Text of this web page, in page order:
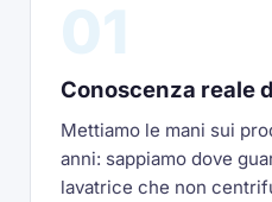
Conoscenza reale
Mettiamo le mani sui
anni: sappiamo dove
lavatrice che non